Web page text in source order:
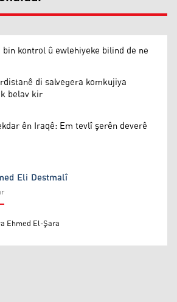
kontrol û ewlehiyeke bilind de ne
di salvegera komkujiya
belav kir
ên Iraqê: Em tevlî şerên deverê
Eli Destmalî
Ehmed El-Şara